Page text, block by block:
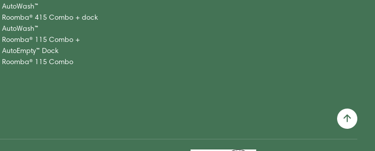
AutoWash™
Roomba® 415 Combo + dock
AutoWash™
Roomba® 115 Combo +
AutoEmpty™ Dock
Roomba® 115 Combo